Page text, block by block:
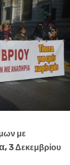
με
3 Δεκεμβρίου